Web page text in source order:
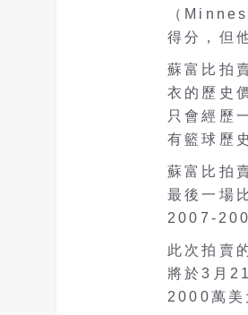
（
得分，但
蘇富比拍
衣的歷史
只會經歷
有籃球歷
蘇富比拍
最後一場
2007-
此次拍賣
將於3月
2000萬美